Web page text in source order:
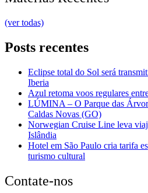
(ver todas)
Posts recentes
Eclipse total do Sol será
Iberia
Azul retoma voos regulares
LÚMINA – O Parque das
Caldas Novas (GO)
Norwegian Cruise Line leva
Islândia
Hotel em São Paulo cria tarifa
turismo cultural
Contate-nos